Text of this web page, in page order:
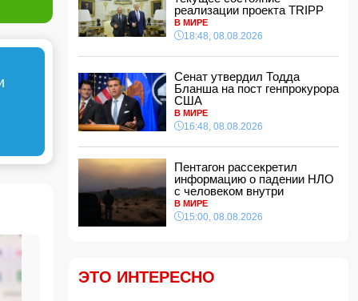
Хикмет Гаджиев: Ильхам Алиев одержал
победу и в войне, и в мире
- ВИДЕО
15:08, 08.08.2026
Пентагон рассекретил информацию о
падении НЛО с человеком внутри
15:00, 08.08.2026
Белый, черный или яркий: психолог
объяснила, как цвет автомобиля связан с
характером владельца
14:48, 08.08.2026
Зеленский встретился с Вучичем
14:40, 08.08.2026
В Азербайджане ожидается жара до 41
градуса — объявлено предупреждение
14:34, 08.08.2026
участием несовершеннолетней
реализации проекта TRIPP
В МИРЕ
18:48, 08.08.2026
Сенат утвердил Тодда
Бланша на пост генпрокурора
США
В МИРЕ
16:48, 08.08.2026
Пентагон рассекретил
информацию о падении НЛО
с человеком внутри
В МИРЕ
15:00, 08.08.2026
ЭТО ИНТЕРЕСНО